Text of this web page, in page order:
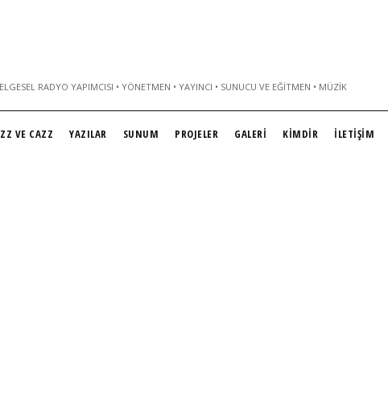
RADYO YAPIMCISI • YÖNETMEN • YAYINCI • SUNUCU VE EĞITMEN • MÜZIK
VE CAZZ YAZILAR SUNUM PROJELER GALERİ KİMDİR İLETİŞİM